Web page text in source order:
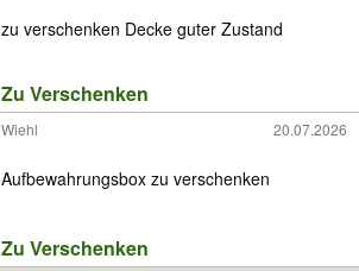
zu verschenken Decke guter Zustand
Zu Verschenken
Wiehl 20.07.2026
Aufbewahrungsbox zu verschenken
Zu Verschenken